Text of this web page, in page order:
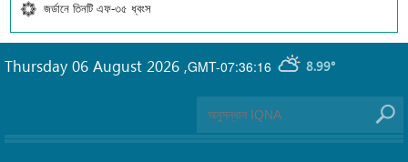
জর্ডানে তিনটি এফ-৩৫ ধ্বংস
GMT-07:36:16 8.99°
Thursday 06 August 2026 ,